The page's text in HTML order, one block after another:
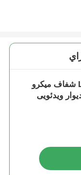
برد نمایشگر LED شفاف میکرو